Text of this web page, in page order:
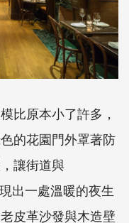
比原本小了許多，
的花園門外罩著防
讓街道與
出一處溫暖的夜生
皮革沙發與木造壁